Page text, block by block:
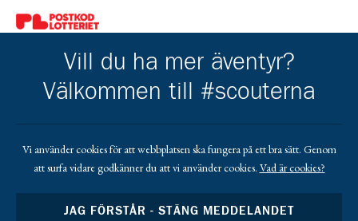
Gå till pl_50
Kårens partners
Gå till https://www.facebook.com/
Gå till https://lindgrenisandby.com/
Gå till https://Gå till https://sparbankenskane.se/
Vill du ha mer äventyr?
Välkommen till #scouterna
Vi använder cookies för att webbplatsen ska fungera på ett bra sätt. Genom
att surfa vidare godkänner du att vi använder cookies. Vad är cookies?
JAG FÖRSTÅR - STÄNG MEDDELANDET